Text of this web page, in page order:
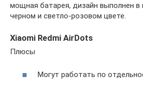
мощная батарея, дизайн выполнен в
черном и светло-розовом цвете.
Xiaomi Redmi AirDots
Плюсы
Могут работать по